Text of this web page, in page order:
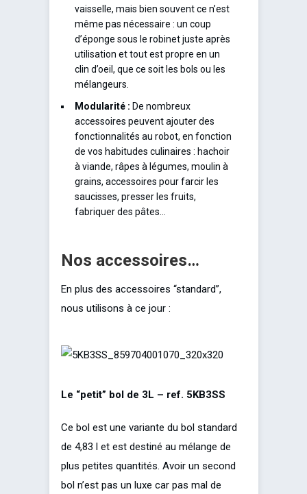
vaisselle, mais bien souvent ce n’est
même pas nécessaire : un coup
d’éponge sous le robinet juste après
utilisation et tout est propre en un
clin d’oeil, que ce soit les bols ou les
mélangeurs.
Modularité : De nombreux
accessoires peuvent ajouter des
fonctionnalités au robot, en fonction
de vos habitudes culinaires : hachoir
à viande, râpes à légumes, moulin à
grains, accessoires pour farcir les
saucisses, presser les fruits,
fabriquer des pâtes…
Nos accessoires…
En plus des accessoires “standard”,
nous utilisons à ce jour :
Le “petit” bol de 3L – ref. 5KB3SS
Ce bol est une variante du bol standard
de 4,83 l et est destiné au mélange de
plus petites quantités. Avoir un second
bol n’est pas un luxe car pas mal de